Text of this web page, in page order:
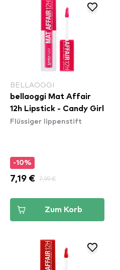
BELLAOGGI
bellaoggi Mat Affair
12h Lipstick - Candy Girl
Flüssiger lippenstift
-10%
7,19 € 7,99 €
Zum Korb